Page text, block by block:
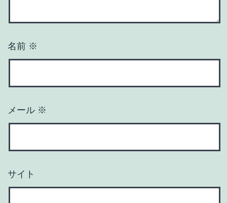
名前 ※
メール ※
サイト